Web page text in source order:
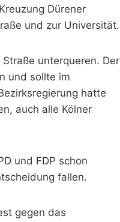
Dürener
und zur Universität.
unterqueren. Der
und sollte im
hatte
auch alle Kölner
und FDP schon
fallen.
gegen das